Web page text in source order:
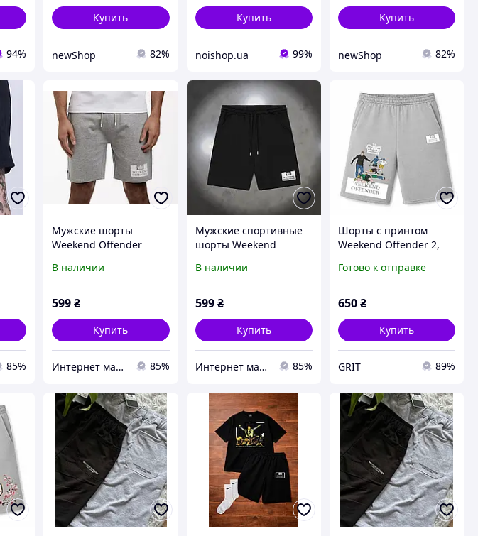
94%
Купить
newShop 82%
Купить
noishop.ua 99%
Купить
newShop 82%
85%
Мужские шорты
Weekend Offender
В наличии
599₴
Купить
Интернет магазин Dr Style 85%
Мужские спортивные
шорты Weekend
черные викенд
В наличии
599 ₴
Купить
Интернет магазин Dr Style 85%
Шорты с принтом
Weekend Offender 2,
Готово к отправке
650₴
Купить
GRIT 89%